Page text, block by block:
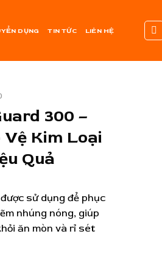
DỤNG TIN TỨC LIÊN HỆ
300 –
Vệ Kim Loại
Quả
sử dụng để phục
nhúng nóng, giúp
ăn mòn và rỉ sét